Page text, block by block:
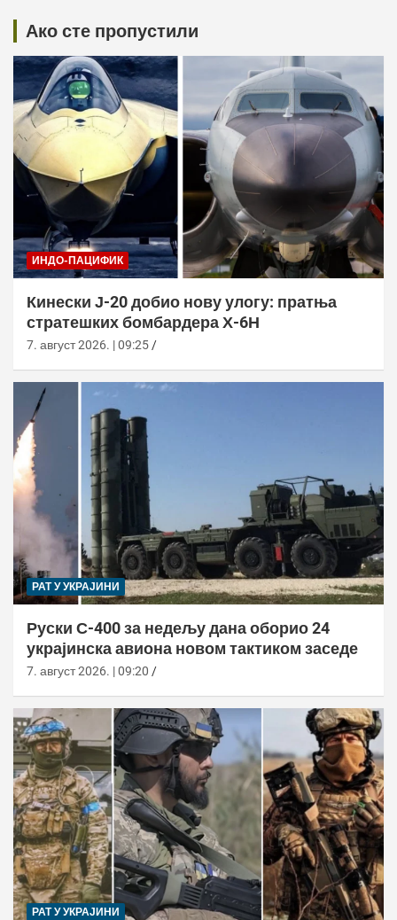
Ако сте пропустили
ИНДО-ПАЦИФИК
Кинески Ј-20 добио нову улогу: пратња
стратешких бомбардера Х-6Н
7. август 2026. | 09:25
РАТ У УКРАЈИНИ
Руски С-400 за недељу дана оборио 24
украјинска авиона новом тактиком заседе
7. август 2026. | 09:20
РАТ У УКРАЈИНИ